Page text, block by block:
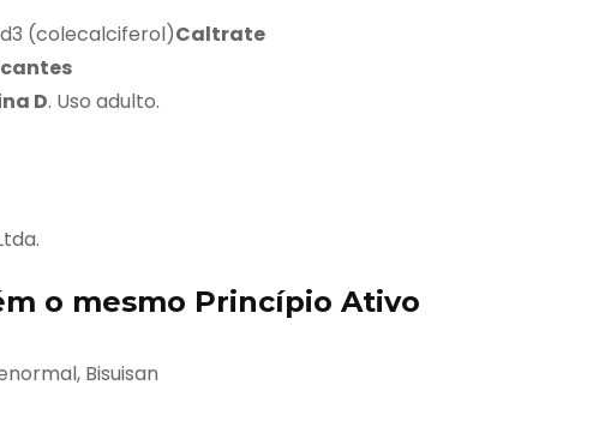
(colecalciferol)Caltrate
D. Uso adulto.
o mesmo Princípio Ativo
Bisuisan